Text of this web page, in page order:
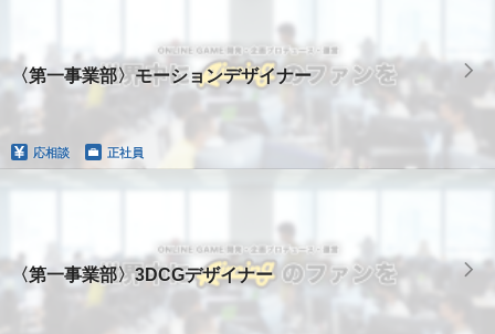
〈第一事業部〉モーションデザイナー
応相談 正社員
〈第一事業部〉3DCGデザイナー